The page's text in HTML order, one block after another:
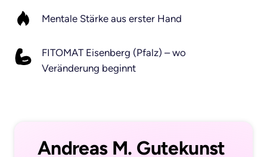
Mentale Stärke aus erster Hand
FITOMAT Eisenberg (Pfalz) – wo
Veränderung beginnt
Andreas M. Gutekunst